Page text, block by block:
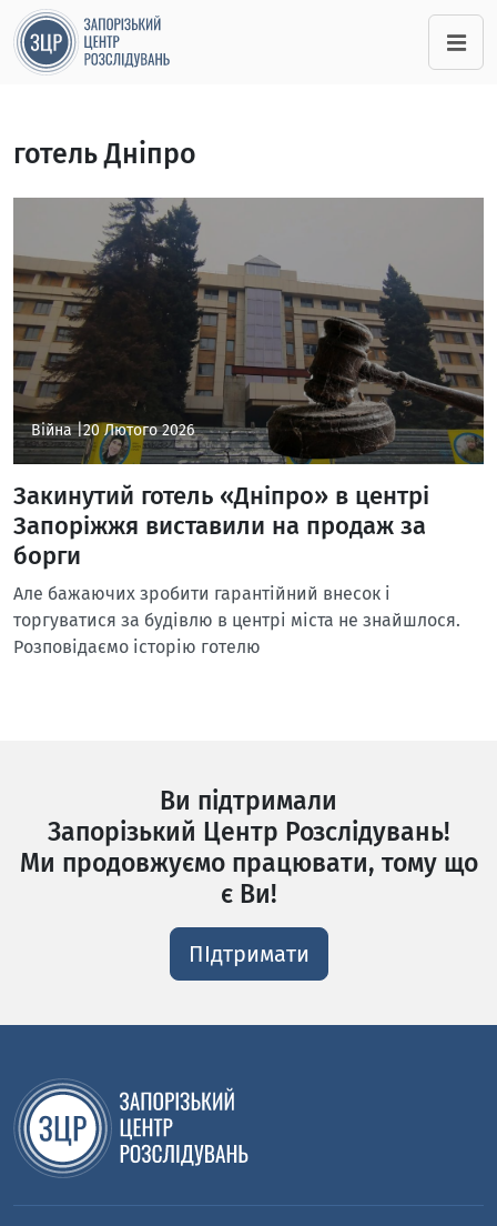
готель Дніпро
Війна |20 Лютого 2026
Закинутий готель «Дніпро» в центрі
Запоріжжя виставили на продаж за
борги
Але бажаючих зробити гарантійний внесок і
торгуватися за будівлю в центрі міста не знайшлося.
Розповідаємо історію готелю
Ви підтримали
Запорізький Центр Розслідувань!
Ми продовжуємо працювати, тому що
є Ви!
ПІдтримати